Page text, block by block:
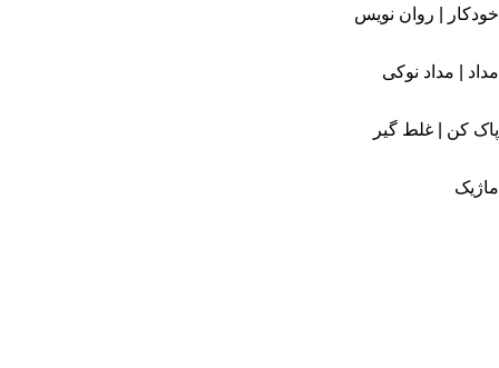
خودکار | روان نویس
مداد | مداد نوکی
پاک کن | غلط گیر
ماژیک